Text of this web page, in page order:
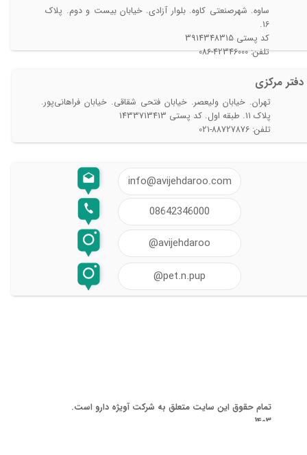
دفتر مرکزی​​​​​​​
تهران. خیابان ولیعصر. خیابان فتحی شقاقی. خیابان فراهانی‌پور.
پلاک 11. طبقه اول. کد پستی 1433713413
تلفن: 88727876-021
تمام حقوق این سایت متعلق به شرکت آویژه دارو است.
1403
info@avijehdaroo.com
08642346000
@avijehdaroo
@pet.n.pup
ساوه. شهرصنعتی کاوه. بلوار آزادی. خیابان بیست و دوم. پلاک
16.
​​​​​​​کد پستی 3914348315
تلفن: 42346000-086​